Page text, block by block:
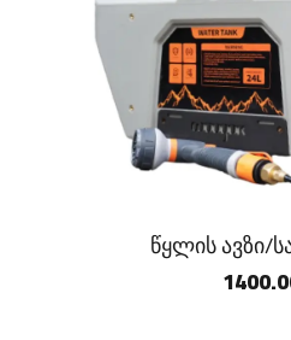
წყლის ავზი/